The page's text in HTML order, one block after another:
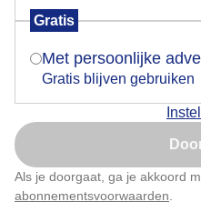
Gratis
Met persoonlijke
Gratis blijven gebruiken
Als je doorgaat, ga je akkoord
abonnementsvoorwaarden
Bekijk de kaart
Is goed,
Nu niet,
Klik hierom